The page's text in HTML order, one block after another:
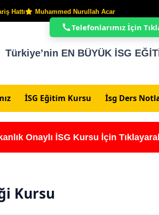
Hattı Muhammed Nurullah Acar
Türkiye’nin EN BÜYÜK İSG
İSG Eğitim Kursu İsg Ders
Onaylı İSG Kursu İçin
Kursu
Telefonlarımız İçin